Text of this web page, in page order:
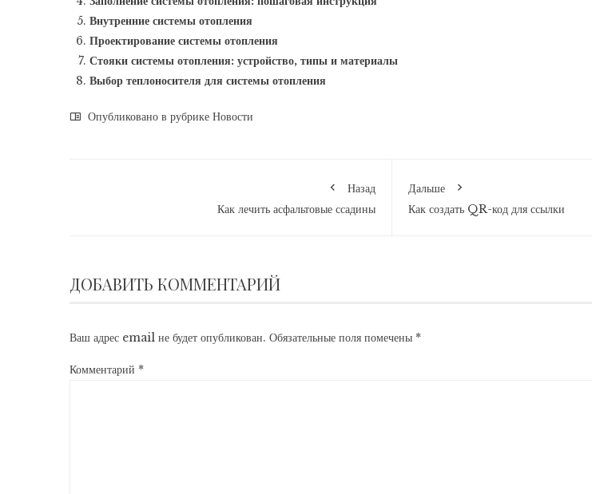
Внутренние системы отопления
Проектирование системы отопления
Стояки системы отопления: устройство, типы и материалы
Выбор теплоносителя для системы отопления
Опубликовано в рубрике Новости
Назад
Как лечить асфальтовые ссадины
Дальше
Как создать QR-код для ссылки
ДОБАВИТЬ КОММЕНТАРИЙ
Ваш адрес email не будет опубликован. Обязательные поля помечены *
Комментарий *